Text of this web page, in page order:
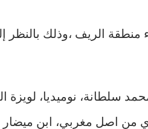
منطقة الريف ،وذلك
سلطانة، نوميديا، لويزة
من اصل مغربي، ابن ميضار